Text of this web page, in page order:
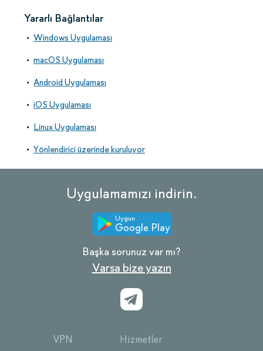
Yararlı Bağlantılar
Windows Uygulaması
macOS Uygulaması
Android Uygulaması
iOS Uygulaması
Linux Uygulaması
Yönlendirici üzerinde kuruluyor
Uygulamamızı indirin.
Uygun
Google Play
Başka sorunuz var mı?
Varsa bize yazın
VPN
Hizmetler